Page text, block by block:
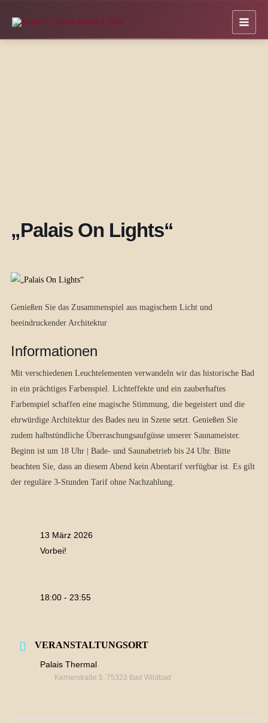
Inhalt
springen
„Palais On Lights“
Genießen Sie das Zusammenspiel aus magischem Licht und
beeindruckender Architektur
Informationen
Mit verschiedenen Leuchtelementen verwandeln wir das historische Bad
in ein prächtiges Farbenspiel. Lichteffekte und ein zauberhaftes
Farbenspiel schaffen eine magische Stimmung, die begeistert und die
ehrwürdige Architektur des Bades neu in Szene setzt. Genießen Sie
zudem halbstündliche Überraschungsaufgüsse unserer Saunameister.
Beginn ist um 18 Uhr | Bade- und Saunabetrieb bis 24 Uhr. Bitte
beachten Sie, dass an diesem Abend kein Abentarif verfügbar ist. Es gilt
der reguläre 3-Stunden Tarif ohne Nachzahlung.
13 März 2026
Vorbei!
18:00 - 23:55
VERANSTALTUNGSORT
Palais Thermal
Kernerstraße 5, 75323 Bad Wildbad